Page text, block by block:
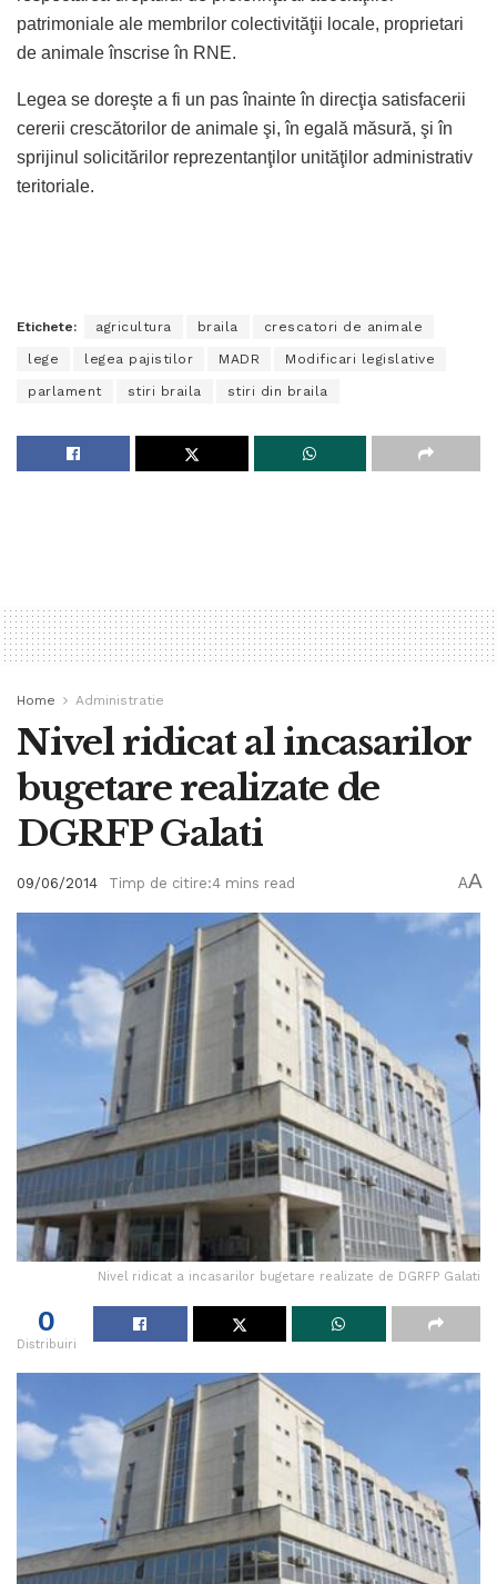
patrimoniale ale membrilor colectivităţii locale, proprietari
de animale înscrise în RNE.
Legea se doreşte a fi un pas înainte în direcţia satisfacerii
cererii crescătorilor de animale şi, în egală măsură, şi în
sprijinul solicitărilor reprezentanţilor unităţilor administrativ
teritoriale.
Etichete: agricultura braila crescatori de animale
lege legea pajistilor MADR Modificari legislative
parlament stiri braila stiri din braila
Home Administratie
Nivel ridicat al incasarilor
bugetare realizate de
DGRFP Galati
09/06/2014 Timp de citire:4 mins read AA
Nivel ridicat a incasarilor bugetare realizate de DGRFP Galati
0
Distribuiri